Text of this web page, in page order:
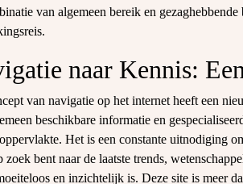
van algemeen bereik en
naar Kennis:
van navigatie op het internet heeft een
beschikbare informatie en
Het is een constante uitnodiging
zoek bent naar de laatste trends,
en inzichtelijk is. Deze site is meer